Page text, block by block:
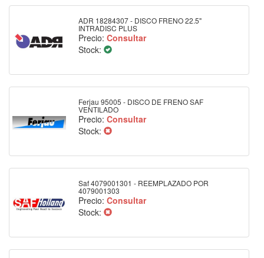
ADR 18284307 - DISCO FRENO 22.5"
INTRADISC PLUS
Precio: Consultar
Stock:
Ferjau 95005 - DISCO DE FRENO SAF
VENTILADO
Precio: Consultar
Stock:
Saf 4079001301 - REEMPLAZADO POR
4079001303
Precio: Consultar
Stock: